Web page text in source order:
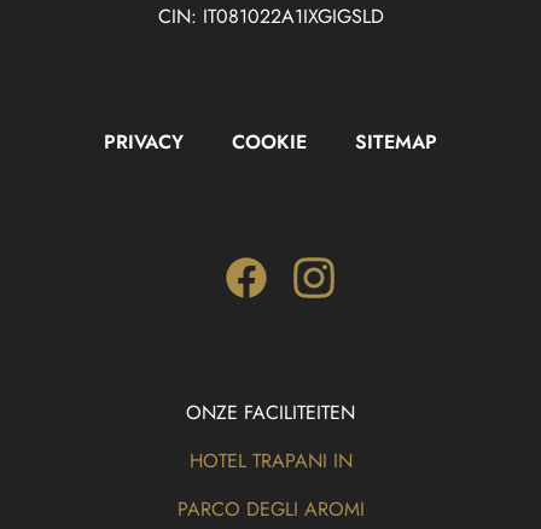
CIN: IT081022A1IXGIGSLD
PRIVACY COOKIE SITEMAP
Facebook
ONZE FACILITEITEN
HOTEL TRAPANI IN
PARCO DEGLI AROMI